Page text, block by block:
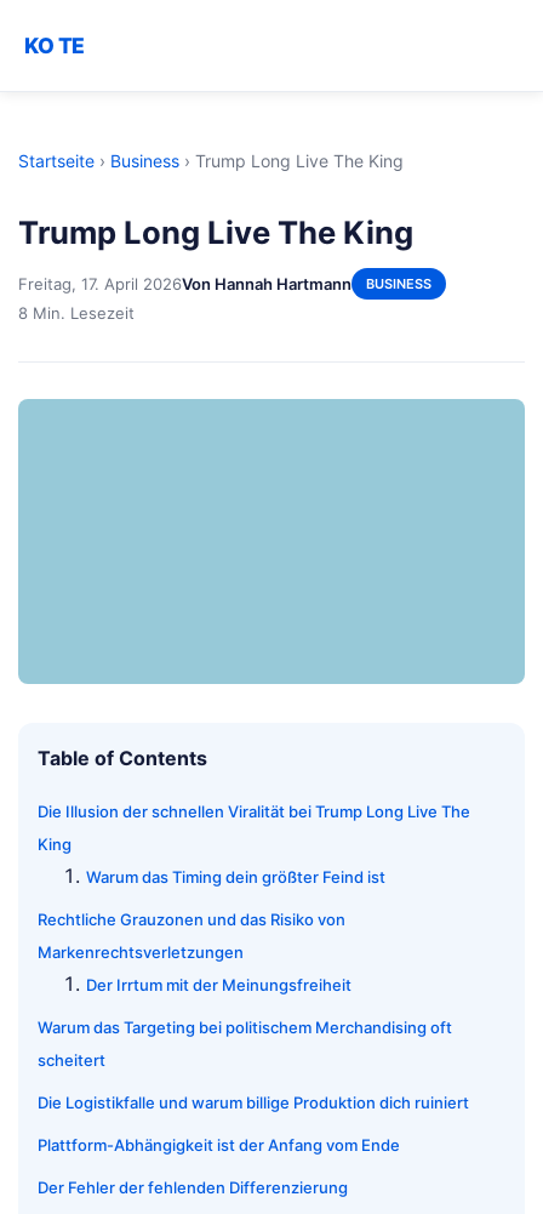
KO TE
Startseite › Business › Trump Long Live The King
Trump Long Live The King
Freitag, 17. April 2026Von Hannah Hartmann BUSINESS
8 Min. Lesezeit
Table of Contents
Die Illusion der schnellen Viralität bei Trump Long Live The
King
Warum das Timing dein größter Feind ist
Rechtliche Grauzonen und das Risiko von
Markenrechtsverletzungen
Der Irrtum mit der Meinungsfreiheit
Warum das Targeting bei politischem Merchandising oft
scheitert
Die Logistikfalle und warum billige Produktion dich ruiniert
Plattform-Abhängigkeit ist der Anfang vom Ende
Der Fehler der fehlenden Differenzierung